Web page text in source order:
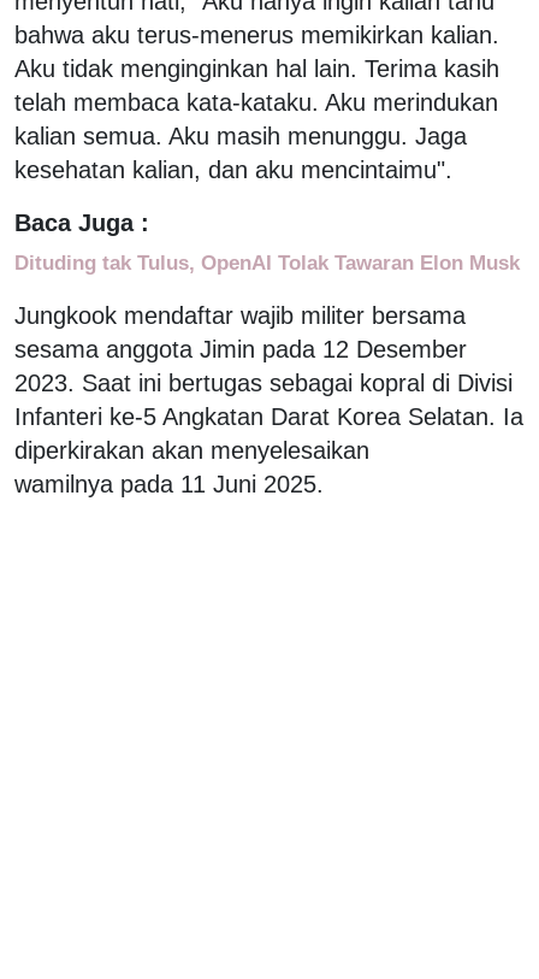
bahwa aku terus-menerus memikirkan kalian.
Aku tidak menginginkan hal lain. Terima kasih
telah membaca kata-kataku. Aku merindukan
kalian semua. Aku masih menunggu. Jaga
kesehatan kalian, dan aku mencintaimu".
Baca Juga :
Dituding tak Tulus, OpenAI Tolak Tawaran Elon Musk
Jungkook mendaftar wajib militer bersama
sesama anggota Jimin pada 12 Desember
2023. Saat ini bertugas sebagai kopral di Divisi
Infanteri ke-5 Angkatan Darat Korea Selatan. Ia
diperkirakan akan menyelesaikan
wamilnya pada 11 Juni 2025.